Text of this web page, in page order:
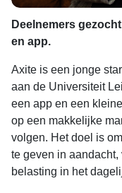
Deelnemers
en app.
Axite is een jonge
aan de Universiteit
een app en een
op een makkelijke
volgen. Het doel is
te geven in
belasting in het